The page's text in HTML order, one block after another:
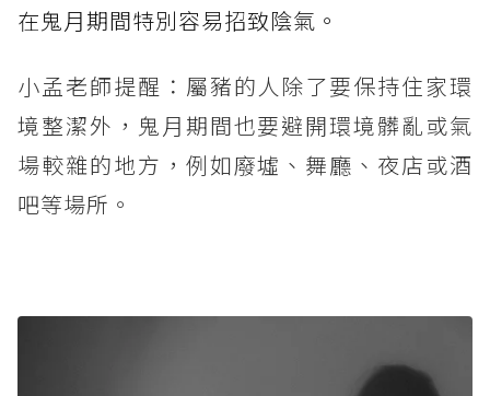
在鬼月期間特別容易招致陰氣。
小孟老師提醒：屬豬的人除了要保持住家環
境整潔外，鬼月期間也要避開環境髒亂或氣
場較雜的地方，例如廢墟、舞廳、夜店或酒
吧等場所。